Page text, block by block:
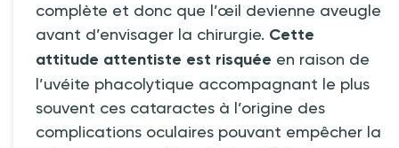
complète et donc que l’œil devienne aveugle
avant d’envisager la chirurgie. Cette
attitude attentiste est risquée en raison de
l’uvéite phacolytique accompagnant le plus
souvent ces cataractes à l’origine des
complications oculaires pouvant empêcher la